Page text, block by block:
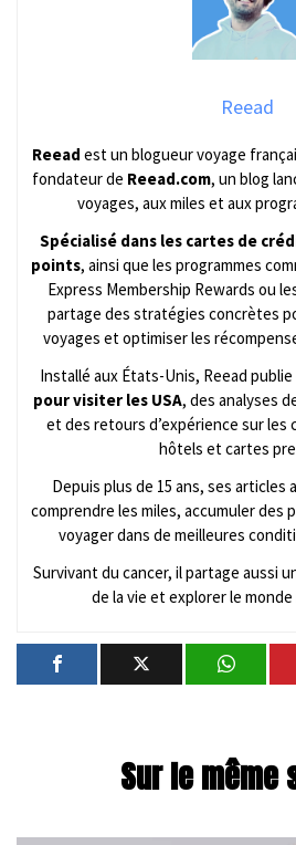
Reead
Reead est un blogueur voyage
fondateur de Reead.com, un blog
voyages, aux miles et aux
Spécialisé dans les cartes de
points, ainsi que les programmes
Express Membership Rewards ou
partage des stratégies concrètes
voyages et optimiser les
Installé aux États-Unis, Reead
pour visiter les USA, des analyses
et des retours d’expérience sur les
hôtels et cartes
Depuis plus de 15 ans, ses articles
comprendre les miles, accumuler des
voyager dans de meilleures
Survivant du cancer, il partage aussi
de la vie et explorer le
Sur le même